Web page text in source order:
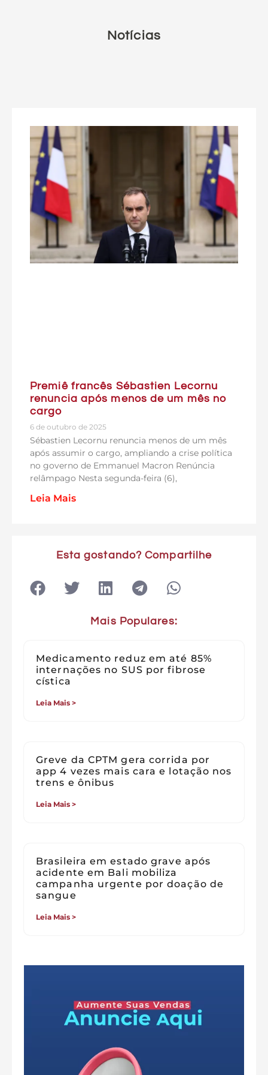
Notícias
Premiê francês Sébastien Lecornu
renuncia após menos de um mês no
cargo
6 de outubro de 2025
Sébastien Lecornu renuncia menos de um mês
após assumir o cargo, ampliando a crise política
no governo de Emmanuel Macron Renúncia
relâmpago Nesta segunda-feira (6),
Leia Mais
Esta gostando? Compartilhe
Mais Populares:
Medicamento reduz em até 85%
internações no SUS por fibrose
cística
Leia Mais >
Greve da CPTM gera corrida por
app 4 vezes mais cara e lotação nos
trens e ônibus
Leia Mais >
Brasileira em estado grave após
acidente em Bali mobiliza
campanha urgente por doação de
sangue
Leia Mais >